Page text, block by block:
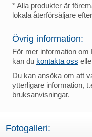
* Alla produkter är
lokala återförsäljare
Övrig information:
För mer information
kan du kontakta oss
Du kan ansöka om att
ytterligare information,
bruksanvisningar.
Fotogalleri: